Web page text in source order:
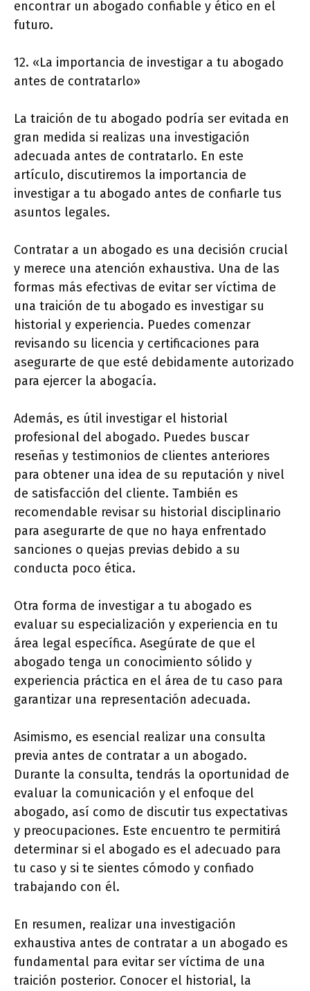
encontrar un abogado confiable y ético en el
futuro.
12. «La importancia de investigar a tu abogado
antes de contratarlo»
La traición de tu abogado podría ser evitada en
gran medida si realizas una investigación
adecuada antes de contratarlo. En este
artículo, discutiremos la importancia de
investigar a tu abogado antes de confiarle tus
asuntos legales.
Contratar a un abogado es una decisión crucial
y merece una atención exhaustiva. Una de las
formas más efectivas de evitar ser víctima de
una traición de tu abogado es investigar su
historial y experiencia. Puedes comenzar
revisando su licencia y certificaciones para
asegurarte de que esté debidamente autorizado
para ejercer la abogacía.
Además, es útil investigar el historial
profesional del abogado. Puedes buscar
reseñas y testimonios de clientes anteriores
para obtener una idea de su reputación y nivel
de satisfacción del cliente. También es
recomendable revisar su historial disciplinario
para asegurarte de que no haya enfrentado
sanciones o quejas previas debido a su
conducta poco ética.
Otra forma de investigar a tu abogado es
evaluar su especialización y experiencia en tu
área legal específica. Asegúrate de que el
abogado tenga un conocimiento sólido y
experiencia práctica en el área de tu caso para
garantizar una representación adecuada.
Asimismo, es esencial realizar una consulta
previa antes de contratar a un abogado.
Durante la consulta, tendrás la oportunidad de
evaluar la comunicación y el enfoque del
abogado, así como de discutir tus expectativas
y preocupaciones. Este encuentro te permitirá
determinar si el abogado es el adecuado para
tu caso y si te sientes cómodo y confiado
trabajando con él.
En resumen, realizar una investigación
exhaustiva antes de contratar a un abogado es
fundamental para evitar ser víctima de una
traición posterior. Conocer el historial, la